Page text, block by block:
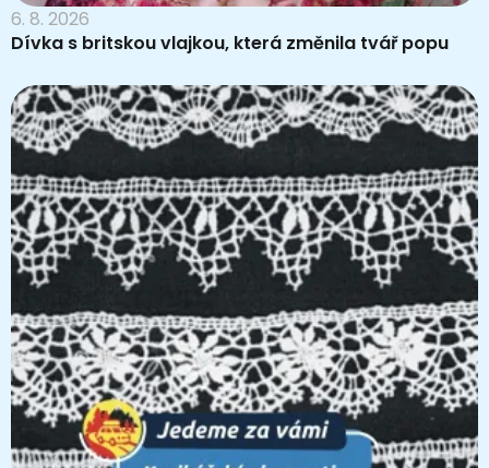
6. 8. 2026
Dívka s britskou vlajkou, která změnila tvář popu